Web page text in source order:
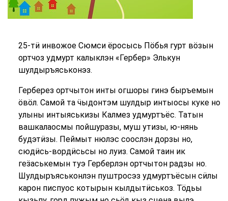
25-тӥ инвожое Сюмси ёросысь Пӧбья гурт вӧзын
ортчоз удмурт калыклэн «Гербер» Элькун
шулдыръяськонэз.
Герберез ортчытон инты огшоры гинэ быръемын
ӧвӧл. Самой та ӵыдонтэм шулдыр интыосы куке но
улыны интыяськизы Калмез удмуртъёс. Татын
вашкалаосмы пойшуразы, муш утизы, ю-нянь
будэтӥзы. Пеймыт нюлэс соослэн дорзы но,
сюдӥсь-вордӥсьсы но луиз. Самой таин ик
геӟаськемын туэ Герберлэн ортчытон радзы но.
Шулдыръяськонлэн пуштросэз удмуртъёсын сӥлы
карон писпуос котырын кылдытӥськоз. Тӧдьы